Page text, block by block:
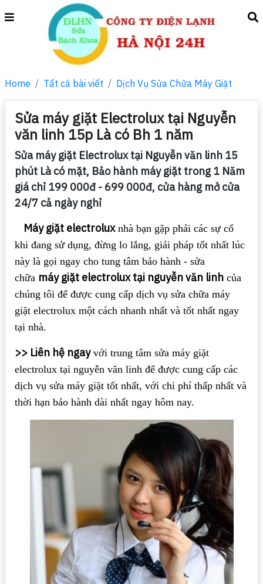
Home Tất cả bài viết Dịch Vụ Sửa Chữa Máy Giặt
Sửa máy giặt Electrolux tại Nguyễn
văn linh 15p Là có Bh 1 năm
Sửa máy giặt Electrolux tại Nguyễn văn linh 15
phút Là có mặt, Bảo hành máy giặt trong 1 Năm
giá chỉ 199 000đ - 699 000đ, cửa hàng mở cửa
24/7 cả ngày nghỉ
Máy giặt electroluxnhà bạn gặp phải các sự cố
khi đang sử dụng, đừng lo lắng, giải pháp tốt nhất lúc
này là gọi ngay cho tung tâm bảo hành - sửa
chữa máy giặt electrolux tại nguyễn văn linh của
chúng tôi để được cung cấp dịch vụ sửa chữa máy
giặt electrolux một cách nhanh nhất và tốt nhất ngay
tại nhà.
>> Liên hệ ngayvới trung tâm sửa máy giặt
electrolux tại nguyễn văn linh để được cung cấp các
dịch vụ sửa máy giặt tốt nhất, với chi phí thấp nhất và
thời hạn bảo hành dài nhất ngay hôm nay.